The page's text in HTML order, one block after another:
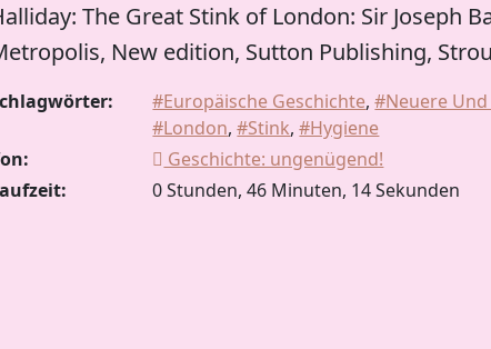
The Great Stink of London: Sir Joseph
New edition, Sutton Publishing,
#Europäische Geschichte,#Neuere
#London,#Stink,#Hygiene
Geschichte: ungenügend!
0 Stunden, 46 Minuten, 14 Sekunden